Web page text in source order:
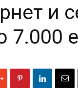
и
7.000